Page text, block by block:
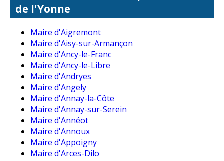
de l'Yonne
Maire d'Aigremont
Maire d'Aisy-sur-Armançon
Maire d'Ancy-le-Franc
Maire d'Ancy-le-Libre
Maire d'Andryes
Maire d'Angely
Maire d'Annay-la-Côte
Maire d'Annay-sur-Serein
Maire d'Annéot
Maire d'Annoux
Maire d'Appoigny
Maire d'Arces-Dilo